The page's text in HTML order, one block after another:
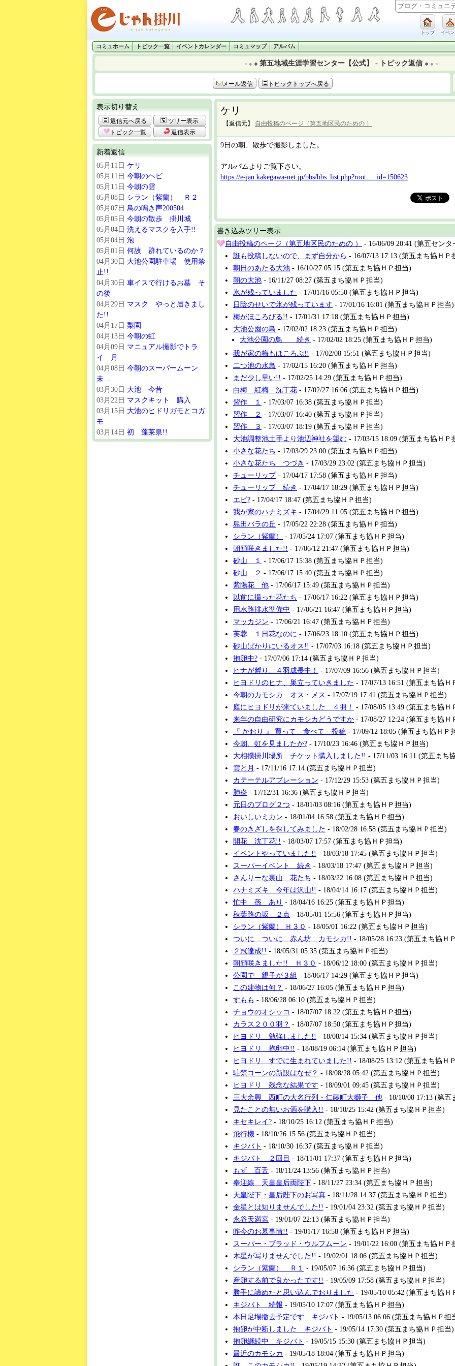
トップ イベン
コミュホーム トピック一覧 イベントカレンダー コミュマップ アルバム
● ● ● 第五地域生涯学習センター【公式】 - トピック返信 ● ● ●
メール返信 トピックトップへ戻る
表示切り替え
返信元へ戻る
ツリー表示
トピック一覧
返信表示
新着返信
05月11日 ケリ
05月11日 今朝のヘビ
05月11日 今朝の雲
05月08日 シラン（紫蘭） Ｒ２
05月07日 鳥の鳴き声200504
05月05日 今朝の散歩 掛川城
05月04日 洗えるマスクを入手!!
05月04日 泡
05月01日 何故 群れているのか？
04月30日 大池公園駐車場 使用禁
止!!
04月30日 車イスで行けるお墓 そ
の後
04月29日 マスク やっと届きまし
た!!
04月17日 梨園
04月13日 今朝の虹
04月09日 マニュアル撮影でトラ
イ 月
04月08日 今朝のスーパームーン
未…
03月30日 大池 今昔
03月22日 マスクキット 購入
03月15日 大池のヒドリガモとコガ
モ
03月14日 初 蓬莱泉!!
ケリ
【返信元】 自由投稿のページ（第五地区民のための ）
9日の朝、散歩で撮影しました。
アルバムよりご覧下さい。
https://e-jan.kakegawa-net.jp/bbs/bbs_list.php?root…_id=150623
書き込みツリー表示
自由投稿のページ（第五地区民のための ）
- 16/06/09 20:41 (第五セン
誰も投稿しないので、まず自分から - 16/07/13 17:13 (第五まち協ＨＰ
朝日のあたる大池 - 16/10/27 05:15 (第五まち協ＨＰ担当)
朝の大池 - 16/11/27 08:27 (第五まち協ＨＰ担当)
氷が残っていました - 17/01/16 05:50 (第五まち協ＨＰ担当)
日陰のせいで氷が残っています - 17/01/16 16:01 (第五まち協ＨＰ担当)
梅がほころびる!! - 17/01/31 17:18 (第五まち協ＨＰ担当)
大池公園の鳥 - 17/02/02 18:23 (第五まち協ＨＰ担当)
大池公園の鳥 続き - 17/02/02 18:25 (第五まち協ＨＰ担当)
我が家の梅もほころぶ!! - 17/02/08 15:51 (第五まち協ＨＰ担当)
二つ池の水鳥 - 17/02/15 16:20 (第五まち協ＨＰ担当)
まだ少し早い!! - 17/02/25 14:29 (第五まち協ＨＰ担当)
白梅 紅梅 沈丁花 - 17/02/27 16:06 (第五まち協ＨＰ担当)
習作 １ - 17/03/07 16:38 (第五まち協ＨＰ担当)
習作 ２ - 17/03/07 16:40 (第五まち協ＨＰ担当)
習作 ３ - 17/03/07 18:19 (第五まち協ＨＰ担当)
大池調整池土手より池辺神社を望む - 17/03/15 18:09 (第五まち協ＨＰ
小さな花たち - 17/03/29 23:00 (第五まち協ＨＰ担当)
小さな花たち つづき - 17/03/29 23:02 (第五まち協ＨＰ担当)
チューリップ- 17/04/17 17:58 (第五まち協ＨＰ担当)
チューリップ 続き - 17/04/17 18:29 (第五まち協ＨＰ担当)
エビ? - 17/04/17 18:47 (第五まち協ＨＰ担当)
我が家のハナミズキ - 17/04/29 11:05 (第五まち協ＨＰ担当)
島田バラの丘 - 17/05/22 22:28 (第五まち協ＨＰ担当)
シラン（紫蘭）
- 17/05/24 17:07 (第五まち協ＨＰ担当)
朝顔咲きました!! - 17/06/12 21:47 (第五まち協ＨＰ担当)
砂山 １ - 17/06/17 15:38 (第五まち協ＨＰ担当)
砂山 ２ - 17/06/17 15:40 (第五まち協ＨＰ担当)
紫陽花 他 - 17/06/17 15:49 (第五まち協ＨＰ担当)
以前に撮った花たち - 17/06/17 16:22 (第五まち協ＨＰ担当)
用水路排水準備中 - 17/06/21 16:47 (第五まち協ＨＰ担当)
マッカジン - 17/06/21 16:47 (第五まち協ＨＰ担当)
芙蓉 １日花なのに - 17/06/23 18:10 (第五まち協ＨＰ担当)
砂山ばかりにいるオス!! - 17/07/03 16:18 (第五まち協ＨＰ担当)
抱卵中? - 17/07/06 17:14 (第五まち協ＨＰ担当)
ヒナが孵り、４羽成長中！
- 17/07/09 16:56 (第五まち協ＨＰ担当)
ヒヨドリのヒナ、巣立っていきました - 17/07/13 16:51 (第五まち協Ｈ
今朝のカモシカ オス・メス - 17/07/19 17:41 (第五まち協ＨＰ担当)
庭にヒヨドリが来ていました ４羽！
- 17/08/05 13:49 (第五まち協Ｈ
来年の自由研究にカモシカどうですか - 17/08/27 12:24 (第五まち協Ｈ
『 かおり 』 買って 食べて 投稿 - 17/09/12 18:05 (第五まち協ＨＰ
今朝、虹を見ましたか? - 17/10/23 16:46 (第五まち協ＨＰ担当)
大相撲掛川場所 チケット購入しました!! - 17/11/03 16:11 (第五まち
雲と月 - 17/11/16 17:14 (第五まち協ＨＰ担当)
カテーテルアブレーション - 17/12/29 15:53 (第五まち協ＨＰ担当)
肺炎 - 17/12/31 16:36 (第五まち協ＨＰ担当)
元日のブログ２つ - 18/01/03 08:16 (第五まち協ＨＰ担当)
おいしいミカン - 18/01/04 16:58 (第五まち協ＨＰ担当)
春のきざしを探してみました - 18/02/28 16:58 (第五まち協ＨＰ担当)
開花 沈丁花!! - 18/03/07 17:57 (第五まち協ＨＰ担当)
イベントやっていました!! - 18/03/18 17:45 (第五まち協ＨＰ担当)
スーパーイベント 続き - 18/03/18 17:47 (第五まち協ＨＰ担当)
さんりーな裏山 花たち - 18/03/22 16:08 (第五まち協ＨＰ担当)
ハナミズキ 今年は沢山!! - 18/04/14 16:17 (第五まち協ＨＰ担当)
忙中 孫 あり - 18/04/16 16:25 (第五まち協ＨＰ担当)
秋葉路の坂 ２点 - 18/05/01 15:56 (第五まち協ＨＰ担当)
シラン（紫蘭） Ｈ３０ - 18/05/01 16:22 (第五まち協ＨＰ担当)
ついに ついに 赤ん坊 カモシカ!! - 18/05/28 16:23 (第五まち協Ｈ
２冠達成!! - 18/05/31 05:35 (第五まち協ＨＰ担当)
朝顔咲きました!! Ｈ３０ - 18/06/12 18:00 (第五まち協ＨＰ担当)
公園で 親子が３組 - 18/06/17 14:29 (第五まち協ＨＰ担当)
この建物は何？ - 18/06/27 16:05 (第五まち協ＨＰ担当)
すもも - 18/06/28 06:10 (第五まち協ＨＰ担当)
チョウのオシッコ - 18/07/07 18:22 (第五まち協ＨＰ担当)
カラス２００羽？ - 18/07/07 18:50 (第五まち協ＨＰ担当)
ヒヨドリ 勉強しました!! - 18/08/14 15:34 (第五まち協ＨＰ担当)
ヒヨドリ 抱卵中!! - 18/08/19 06:14 (第五まち協ＨＰ担当)
ヒヨドリ すでに生まれていました!! - 18/08/25 13:12 (第五まち協Ｈ
駐禁コーンの新設はなぜ？ - 18/08/28 05:42 (第五まち協ＨＰ担当)
ヒヨドリ 残念な結果です - 18/09/01 09:45 (第五まち協ＨＰ担当)
三大余興 西町の大名行列・仁藤町大獅子 他 - 18/10/08 17:13 (第五
見たことの無いお酒を購入!! - 18/10/25 15:42 (第五まち協ＨＰ担当)
キセキレイ? - 18/10/25 16:12 (第五まち協ＨＰ担当)
飛行機 - 18/10/26 15:56 (第五まち協ＨＰ担当)
キジバト - 18/10/30 16:37 (第五まち協ＨＰ担当)
キジバト ２回目 - 18/11/01 17:37 (第五まち協ＨＰ担当)
もず 百舌 - 18/11/24 13:56 (第五まち協ＨＰ担当)
奉迎線 天皇皇后両陛下 - 18/11/27 23:34 (第五まち協ＨＰ担当)
天皇陛下・皇后陛下のお写真 - 18/11/28 14:37 (第五まち協ＨＰ担当)
金星とは知りませんでした!! - 19/01/04 23:32 (第五まち協ＨＰ担当)
永谷天満宮 - 19/01/07 22:13 (第五まち協ＨＰ担当)
昨今のお墓事情!! - 19/01/17 16:58 (第五まち協ＨＰ担当)
スーパー・ブラッド・ウルフムーン - 19/01/22 16:00 (第五まち協ＨＰ
木星が写りませんでした!! - 19/02/01 18:06 (第五まち協ＨＰ担当)
シラン（紫蘭） Ｒ１ - 19/05/07 16:36 (第五まち協ＨＰ担当)
産卵する前で良かったです!! - 19/05/09 17:58 (第五まち協ＨＰ担当)
勝手に諦めたと思い込んでおりました - 19/05/10 05:42 (第五まち協Ｈ
キジバト 続報 - 19/05/10 17:07 (第五まち協ＨＰ担当)
本日足場撤去予定です キジバト - 19/05/13 06:06 (第五まち協ＨＰ担
抱卵が中断しました キジバト - 19/05/14 17:30 (第五まち協ＨＰ担当)
抱卵継続中 キジバト - 19/05/15 15:30 (第五まち協ＨＰ担当)
最近のカモシカ - 19/05/18 18:04 (第五まち協ＨＰ担当)